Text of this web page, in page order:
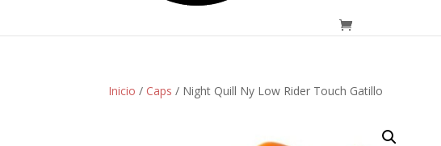
Inicio / Caps / Night Quill Ny Low Rider Touch Gatillo